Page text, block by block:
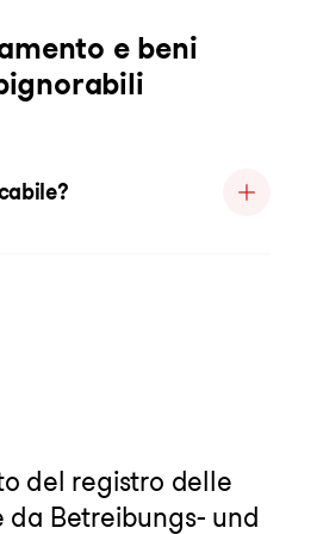
e beni
del registro delle
da Betreibungs- und